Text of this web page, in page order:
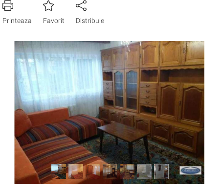
Printeaza Favorit Distribuie